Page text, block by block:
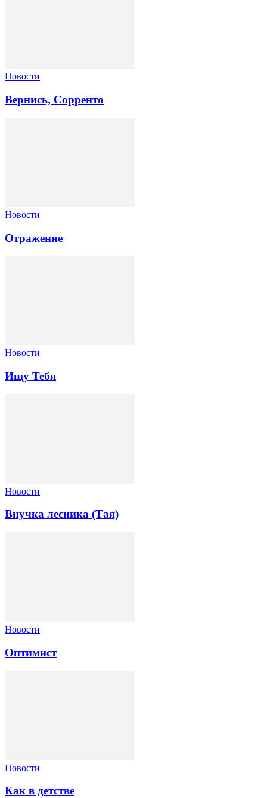
Новости
Вернись, Сорренто
Новости
Отражение
Новости
Ищу Тебя
Новости
Внучка лесника (Тая)
Новости
Оптимист
Новости
Как в детстве